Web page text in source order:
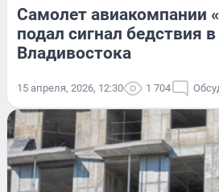
Самолет авиакомпании
подал сигнал бедствия
Владивостока
15 апреля, 2026, 12:30 1 704